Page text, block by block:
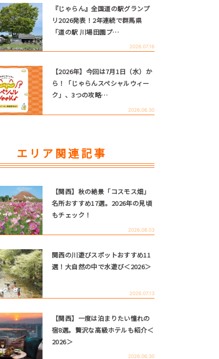
『じゃらん』全国道の駅グランプ
リ2026発表！2年連続で群馬県
「道の駅 川場田園プ…
2026.07.16
【2026年】今回は7月1日（水）か
ら！「じゃらんスペシャルウィー
ク」、3つの攻略…
2026.06.30
エリア関連記事
【関西】秋の絶景「コスモス畑」
名所おすすめ17選。2026年の見頃
もチェック！
2026.08.03
関西の川遊びスポットおすすめ11
選！大自然の中で水遊び＜2026＞
2026.07.13
【関西】一度は泊まりたい憧れの
宿8選。贅沢な高級ホテルも紹介＜
2026＞
2026.06.30